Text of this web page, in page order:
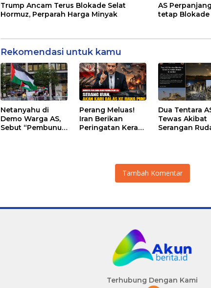
Trump Ancam Terus Blokade Selat
Hormuz, Perparah Harga Minyak
AS
tetap Blokade
Rekomendasi untuk kamu
Netanyahu di
Demo Warga AS,
Sebut “Pembunuh
Perang Meluas!
Iran Berikan
Peringatan Keras
Dua Tentara
Tewas Akibat
Serangan
Hilang
Tambah Komentar
Terhubung Dengan Kami